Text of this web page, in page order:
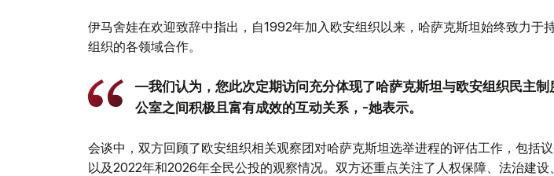
伊马舍娃在欢迎致辞中指出，自1992年加入欧安组织以来，哈萨克斯坦始终致力于
组织的各领域合作。
—我们认为，您此次定期访问充分体现了哈萨克斯坦与欧安组织民主制
公室之间积极且富有成效的互动关系，-她表示。
会谈中，双方回顾了欧安组织相关观察团对哈萨克斯坦选举进程的评估工作，包括议
以及2022年和2026年全民公投的观察情况。双方还重点关注了人权保障、法治建